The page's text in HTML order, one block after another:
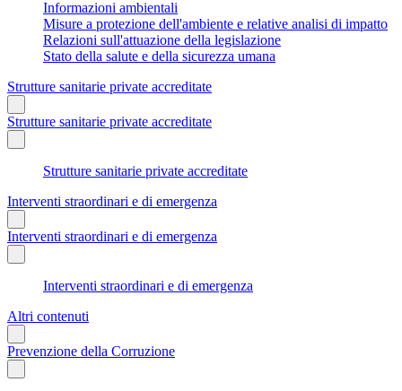
Informazioni ambientali
Misure a protezione dell'ambiente e relative analisi di impatto
Relazioni sull'attuazione della legislazione
Stato della salute e della sicurezza umana
Strutture sanitarie private accreditate
Strutture sanitarie private accreditate
Strutture sanitarie private accreditate
Interventi straordinari e di emergenza
Interventi straordinari e di emergenza
Interventi straordinari e di emergenza
Altri contenuti
Prevenzione della Corruzione